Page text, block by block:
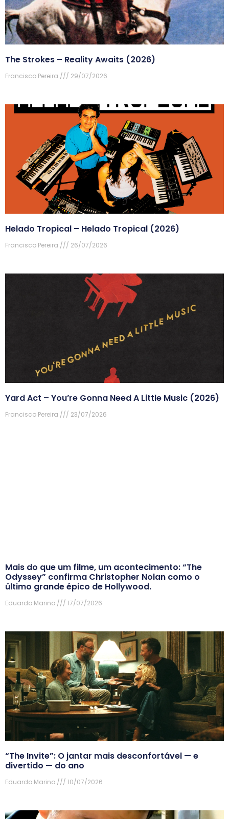
The Strokes – Reality Awaits (2026)
Francisco Pereira 29/07/2026
Helado Tropical – Helado Tropical (2026)
Francisco Pereira 26/07/2026
Yard Act – You’re Gonna Need A Little Music (2026)
Francisco Pereira 23/07/2026
Mais do que um filme, um acontecimento: “The
Odyssey” confirma Christopher Nolan como o
último grande épico de Hollywood.
Eduardo Marino 17/07/2026
“The Invite”: O jantar mais desconfortável — e
divertido — do ano
Eduardo Marino 10/07/2026